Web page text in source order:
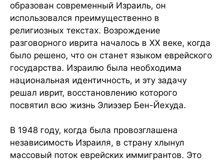
образован современный Израиль, он
использовался преимущественно в
религиозных текстах. Возрождение
разговорного иврита началось в XX веке, когда
было решено, что он станет языком еврейского
государства. Израилю была необходима
национальная идентичность, и эту задачу
решал иврит, восстановлению которого
посвятил всю жизнь Элиэзер Бен-Йехуда.
В 1948 году, когда была провозглашена
независимость Израиля, в страну хлынул
массовый поток еврейских иммигрантов. Это